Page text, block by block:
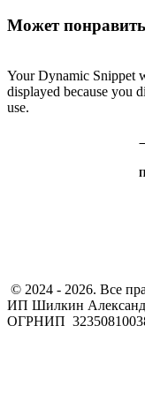
Может
Your Dynamic Snippet
displayed because you
use.
© 2024 - 2026. Все
ИП Шилкин
ОГРНИП